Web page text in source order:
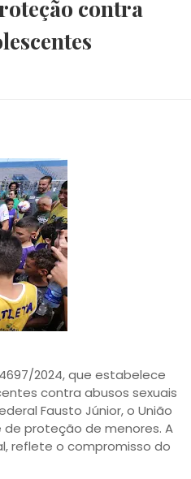
contra
2024, que estabelece
contra abusos sexuais
Fausto Júnior, o União
proteção de menores. A
reflete o compromisso do